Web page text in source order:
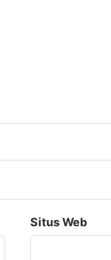
Situs Web